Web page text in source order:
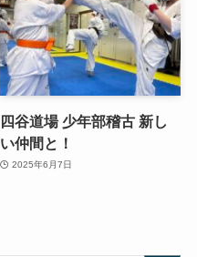
四谷道場 少年部稽古 新し
い仲間と！
2025年6月7日